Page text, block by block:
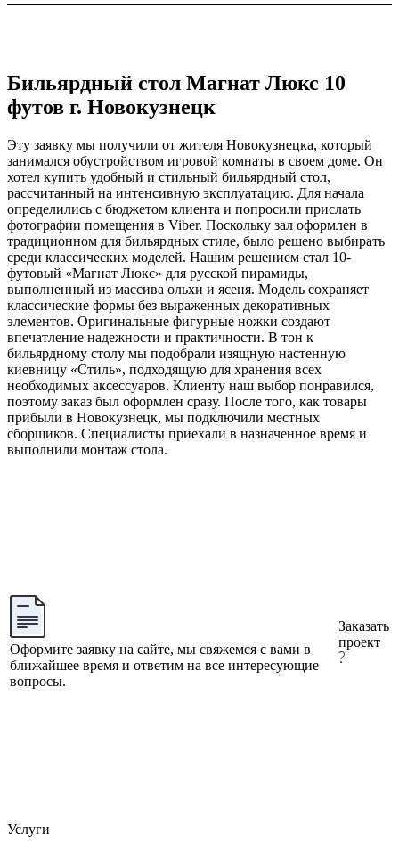
Бильярдный стол Магнат Люкс 10
футов г. Новокузнецк
Эту заявку мы получили от жителя Новокузнецка, который
занимался обустройством игровой комнаты в своем доме. Он
хотел купить удобный и стильный бильярдный стол,
рассчитанный на интенсивную эксплуатацию. Для начала
определились с бюджетом клиента и попросили прислать
фотографии помещения в Viber. Поскольку зал оформлен в
традиционном для бильярдных стиле, было решено выбирать
среди классических моделей. Нашим решением стал 10-
футовый «Магнат Люкс» для русской пирамиды,
выполненный из массива ольхи и ясеня. Модель сохраняет
классические формы без выраженных декоративных
элементов. Оригинальные фигурные ножки создают
впечатление надежности и практичности. В тон к
бильярдному столу мы подобрали изящную настенную
киевницу «Стиль», подходящую для хранения всех
необходимых аксессуаров. Клиенту наш выбор понравился,
поэтому заказ был оформлен сразу. После того, как товары
прибыли в Новокузнецк, мы подключили местных
сборщиков. Специалисты приехали в назначенное время и
выполнили монтаж стола.
Оформите заявку на сайте, мы свяжемся с вами в
ближайшее время и ответим на все интересующие
вопросы.
Заказать
проект
Услуги